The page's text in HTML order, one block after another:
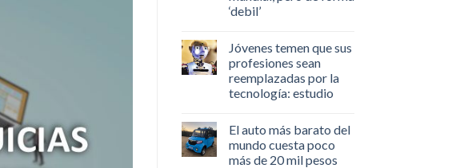
‘debil’
Jóvenes temen que sus
profesiones sean
reemplazadas por la
tecnología: estudio
El auto más barato del
mundo cuesta poco
más de 20 mil pesos